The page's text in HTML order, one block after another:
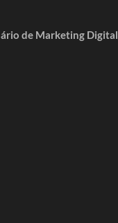
de Marketing Digital